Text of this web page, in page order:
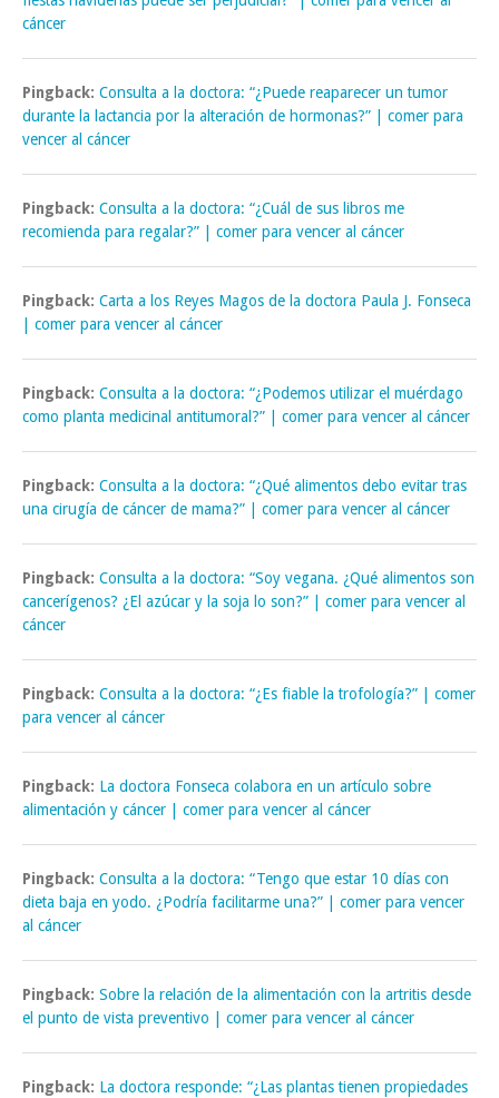
cáncer
Pingback: Consulta a la doctora: “¿Puede reaparecer un tumor
durante la lactancia por la alteración de hormonas?” | comer para
vencer al cáncer
Pingback: Consulta a la doctora: “¿Cuál de sus libros me
recomienda para regalar?” | comer para vencer al cáncer
Pingback: Carta a los Reyes Magos de la doctora Paula J. Fonseca
| comer para vencer al cáncer
Pingback: Consulta a la doctora: “¿Podemos utilizar el muérdago
como planta medicinal antitumoral?” | comer para vencer al cáncer
Pingback: Consulta a la doctora: “¿Qué alimentos debo evitar tras
una cirugía de cáncer de mama?” | comer para vencer al cáncer
Pingback: Consulta a la doctora: “Soy vegana. ¿Qué alimentos son
cancerígenos? ¿El azúcar y la soja lo son?” | comer para vencer al
cáncer
Pingback: Consulta a la doctora: “¿Es fiable la trofología?” | comer
para vencer al cáncer
Pingback: La doctora Fonseca colabora en un artículo sobre
alimentación y cáncer | comer para vencer al cáncer
Pingback: Consulta a la doctora: “Tengo que estar 10 días con
dieta baja en yodo. ¿Podría facilitarme una?” | comer para vencer
al cáncer
Pingback: Sobre la relación de la alimentación con la artritis desde
el punto de vista preventivo | comer para vencer al cáncer
Pingback: La doctora responde: “¿Las plantas tienen propiedades